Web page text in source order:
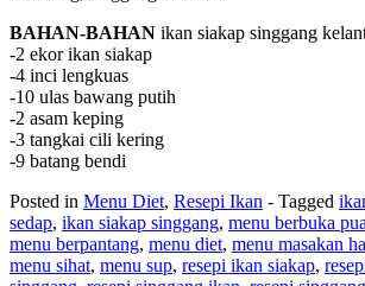
BAHAN-BAHAN ikan siakap singgang
-2 ekor ikan siakap
-4 inci lengkuas
-10 ulas bawang putih
-2 asam keping
-3 tangkai cili kering
-9 batang bendi
Posted in Menu Diet, Resepi Ikan - Tagged
sedap, ikan siakap singgang, menu berbuka
menu berpantang, menu diet, menu masakan
menu sihat, menu sup, resepi ikan siakap,